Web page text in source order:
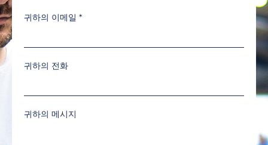
귀하의 이메일 *
귀하의 전화
귀하의 메시지